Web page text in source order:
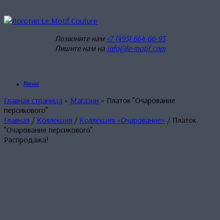
к
Позвоните нам +7 (495) 664-66-93
Пишите нам на info@le-motif.com
Меню
Главная страница » Магазин » Платок ”Очарование
персикового”
Главная / Коллекция / Коллекция «Очарование» / Платок
”Очарование персикового”
Распродажа!